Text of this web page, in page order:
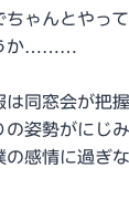
ちゃんとやっ
か………
は同窓会が把
の姿勢がにじ
の感情に過ぎ